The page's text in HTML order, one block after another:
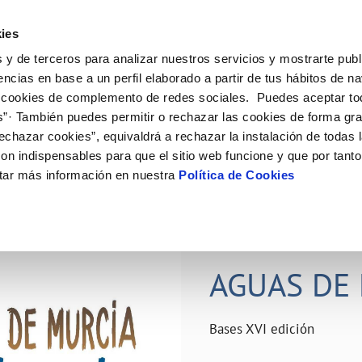
y de terceros para analizar nuestros servicios y mostrarte
en base a un perfil elaborado a partir de tus hábitos de
de complemento de redes sociales. Puedes aceptar
También puedes permitir o rechazar las cookies de forma
cookies”, equivaldrá a rechazar la instalación de todas
indispensables para que el sitio web funcione y que por
más información en nuestra Política de Cookies
de titular
de suministro
MODIFICACIÓN DE DATOS
Actualizar datos bancários
Actualizar datos de
VER TODAS LAS GESTIONES
Tu Servicio
AL CLIENTE
contacto
COMPROMISO DE SERVICIO
Carta de compromisos
Customer Counsel (Defensa del
Tu Agua
del agua
consumidor
CUIDADOS DEL AGUA
Consejos de ahorro
Depósitos comunitarios
comunitarios
Conócenos
DE GESTIÓN Y CERTIFICADOS
PERFIL DEL CONTRATANTE
Plataforma de contratación del
público
Licitaciones en curso
AGUAS
Bases XVI edición